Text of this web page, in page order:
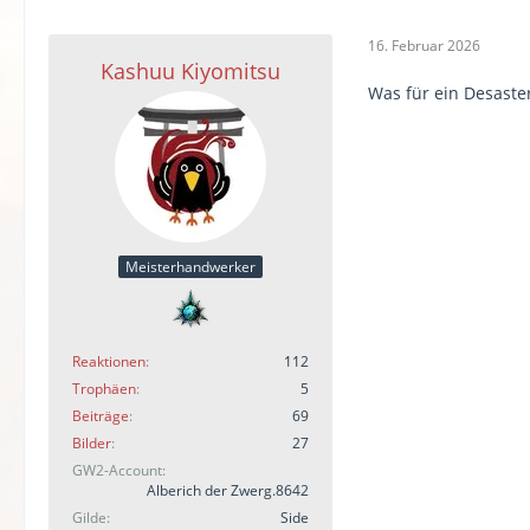
Kashuu Kiyomitsu
Meisterhandwerker
Reaktionen
112
Trophäen
5
Beiträge
69
Bilder
27
GW2-Account
Alberich der Zwerg.8642
Gilde
Side
16. Februar 2026
Was für ein